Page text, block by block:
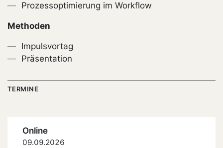
Prozessoptimierung im Workflow
Methoden
Impulsvortag
Präsentation
TERMINE
09.09.2026
Online